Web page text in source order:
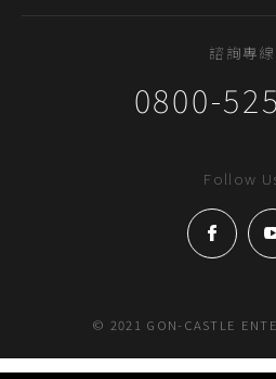
諮詢專線
0800-
Follow
© 2021 GON-CASTLE